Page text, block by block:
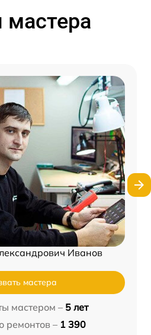
Иванов
мастера
мастером – 5 лет
ремонтов – 1 390